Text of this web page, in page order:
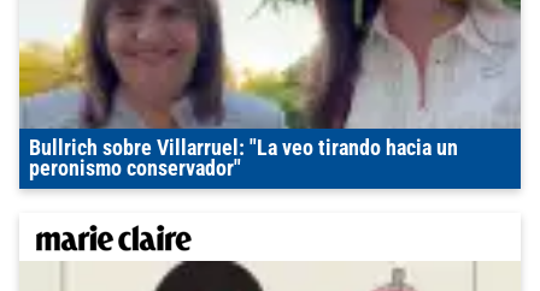
Bullrich sobre Villarruel: "La veo tirando hacia un
peronismo conservador"